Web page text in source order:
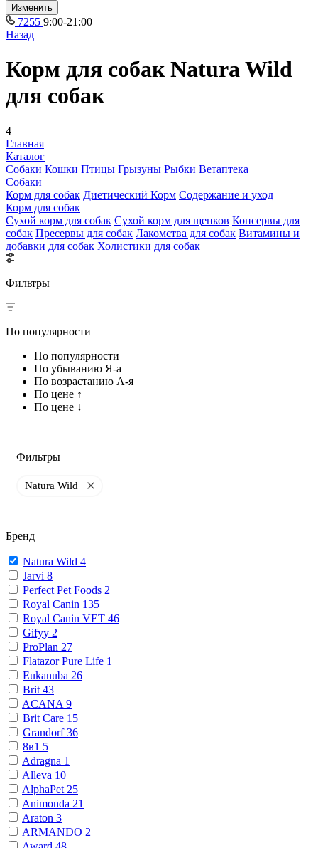
Изменить
7255 9:00-21:00
Назад
Корм для собак Natura Wild
для собак
4
Главная
Каталог
Собаки Кошки Птицы Грызуны Рыбки Ветаптека
Собаки
Корм для собак Диетический Корм Содержание и уход
Корм для собак
Сухой корм для собак Сухой корм для щенков Консервы для
собак Пресервы для собак Лакомства для собак Витамины и
добавки для собак Холистики для собак
Фильтры
По популярности
По популярности
По убыванию Я-а
По возрастанию А-я
По цене ↑
По цене ↓
Фильтры
Natura Wild
Бренд
Natura Wild 4
Jarvi 8
Perfect Pet Foods 2
Royal Canin 135
Royal Canin VET 46
Gifyy 2
ProPlan 27
Flatazor Pure Life 1
Eukanuba 26
Brit 43
ACANA 9
Brit Care 15
Grandorf36
8в1 5
Adragna 1
Alleva 10
AlphaPet 25
Animonda 21
Araton 3
ARMANDO 2